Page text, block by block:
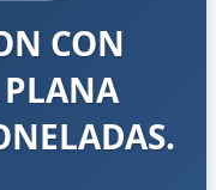
CON
PLANA